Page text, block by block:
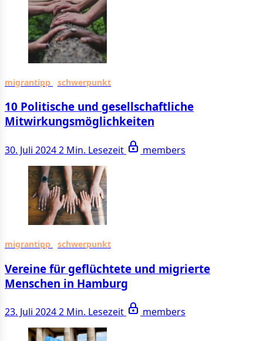
migrantipp schwerpunkt
10 Politische und gesellschaftliche
Mitwirkungsmöglichkeiten
30. Juli 20242 Min. Lesezeit members
migrantipp schwerpunkt
Vereine für geflüchtete und migrierte
Menschen in Hamburg
23. Juli 20242 Min. Lesezeit members